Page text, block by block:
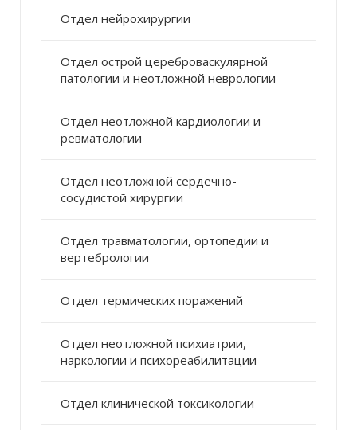
Отдел нейрохирургии
Отдел острой цереброваскулярной
патологии и неотложной неврологии
Отдел неотложной кардиологии и
ревматологии
Отдел неотложной сердечно-
сосудистой хирургии
Отдел травматологии, ортопедии и
вертебрологии
Отдел термических поражений
Отдел неотложной психиатрии,
наркологии и психореабилитации
Отдел клинической токсикологии